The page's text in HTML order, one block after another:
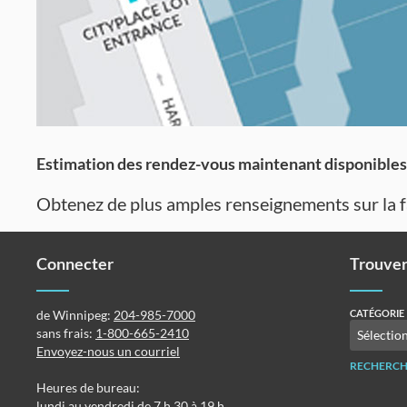
Estimation des rendez-vous maintenant
Obtenez de plus amples renseignements sur
Connecter
de Winnipeg: 204-985-7000
sans frais: 1-800-665-2410
Envoyez-nous un courriel
Heures de bureau:
CATÉGORIE